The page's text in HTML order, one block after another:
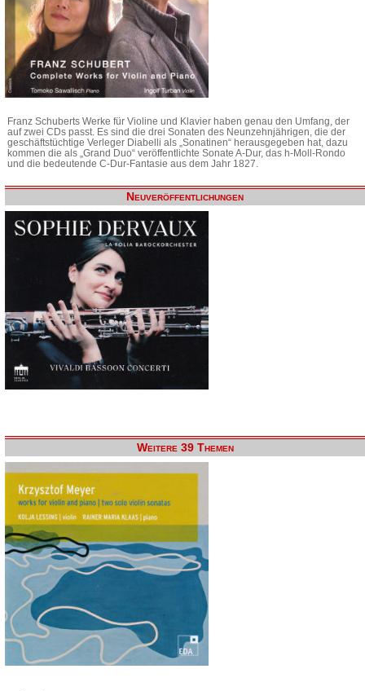
Franz Schuberts Werke für Violine und Klavier haben genau den Umfang, der
auf zwei CDs passt. Es sind die drei Sonaten des Neunzehnjährigen, die der
geschäftstüchtige Verleger Diabelli als „Sonatinen“ herausgegeben hat, dazu
kommen die als „Grand Duo“ veröffentlichte Sonate A-Dur, das h-Moll-Rondo
und die bedeutende C-Dur-Fantasie aus dem Jahr 1827.
Neuveröffentlichungen
Weitere 39 Themen